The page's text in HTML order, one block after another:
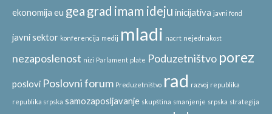
ekonomija eu gea grad imam ideju inicijativa javni fond
javni sektor konferencija medij mladi nacrt nejednakost
nezaposlenost nizi Parlament plate Poduzetništvo porez
poslovi Poslovni forum Preduzetništvo rad razvoj republika
republika srpska samozaposljavanje skupština smanjenje srpska strategija